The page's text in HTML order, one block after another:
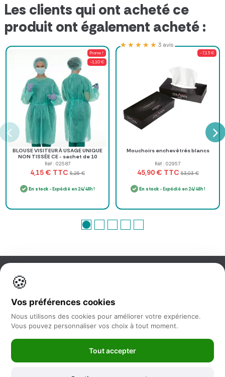
Les clients qui ont acheté ce
produit ont également acheté :
Promo !
-1,10 €
BLOUSE VISITEUR À USAGE UNIQUE
NON TISSÉE CE - sachet de 10
Réf : 02587
4,15 € TTC 5,25 €
En stock - Expédié en 24/48h !
-7,13 €
Mouchoirs enchevêtrés blancs
Réf : 02957
★★★★★
★★★★★ 3 avis
45,90 € TTC 53,03 €
En stock- Expédié en 24/48h !
Information
Nos services
Newsletter
🍪
Vos préférences cookies
Nous utilisons des cookies pour améliorer votre expérience.
Vous pouvez personnaliser vos choix à tout moment.
Tout accepter